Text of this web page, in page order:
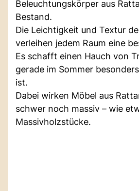
Beleuchtungskörper aus
Bestand.
Die Leichtigkeit und Textur
verleihen jedem Raum eine
Es schafft einen Hauch von
gerade im Sommer
ist.
Dabei wirken Möbel aus
schwer noch massiv – wie
Massivholzstücke.